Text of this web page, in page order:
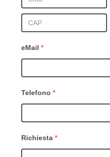
eMail *
Telefono *
Richiesta *